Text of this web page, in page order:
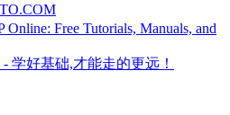
Free Tutorials, Manuals, and
学好基础,才能走的更远！